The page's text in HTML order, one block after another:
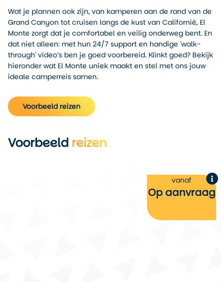
Wat je plannen ook zijn, van kamperen aan de rand van de
Grand Canyon tot cruisen langs de kust van Californië, El
Monte zorgt dat je comfortabel en veilig onderweg bent. En
dat niet alleen: met hun 24/7 support en handige 'walk-
through' video’s ben je goed voorbereid. Klinkt goed? Bekijk
hieronder wat El Monte uniek maakt en stel met ons jouw
ideale camperreis samen.
Voorbeeld reizen
Voorbeeld reizen
vanaf
Op aanvraag